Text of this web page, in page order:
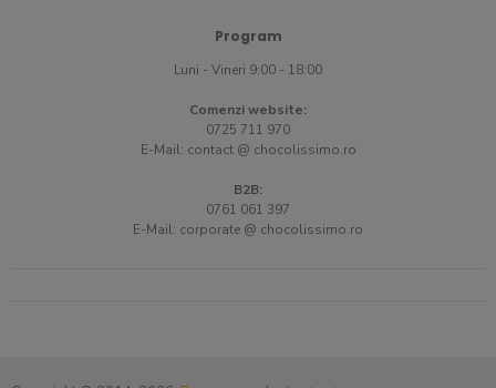
Program
Luni - Vineri 9:00 - 18:00
Comenzi website:
0725 711 970
E-Mail: contact @ chocolissimo.ro
B2B:
0761 061 397
E-Mail: corporate @ chocolissimo.ro